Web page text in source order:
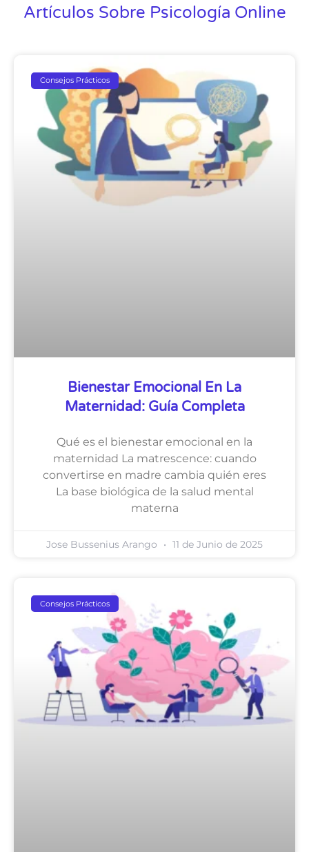
Artículos Sobre Psicología Online
Consejos Prácticos
Bienestar Emocional En La
Maternidad: Guía Completa
Qué es el bienestar emocional en la
maternidad La matrescence: cuando
convertirse en madre cambia quién eres
La base biológica de la salud mental
materna
Jose Bussenius Arango 11 de Junio de 2025
Consejos Prácticos